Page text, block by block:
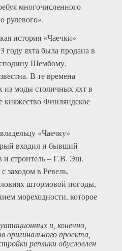
многочисленного
рулевого».
история «Чаечки»
году яхта была продана в
Шембому,
В те времена
моды столичных яхт в
Финляндское
«Чаечку»
входил и бывший
и строитель – Г.В. Эш.
заходом в Ревель,
штормовой погоды,
мореходности, которое
и, конечно,
оригинального проекта,
реплики обусловлен